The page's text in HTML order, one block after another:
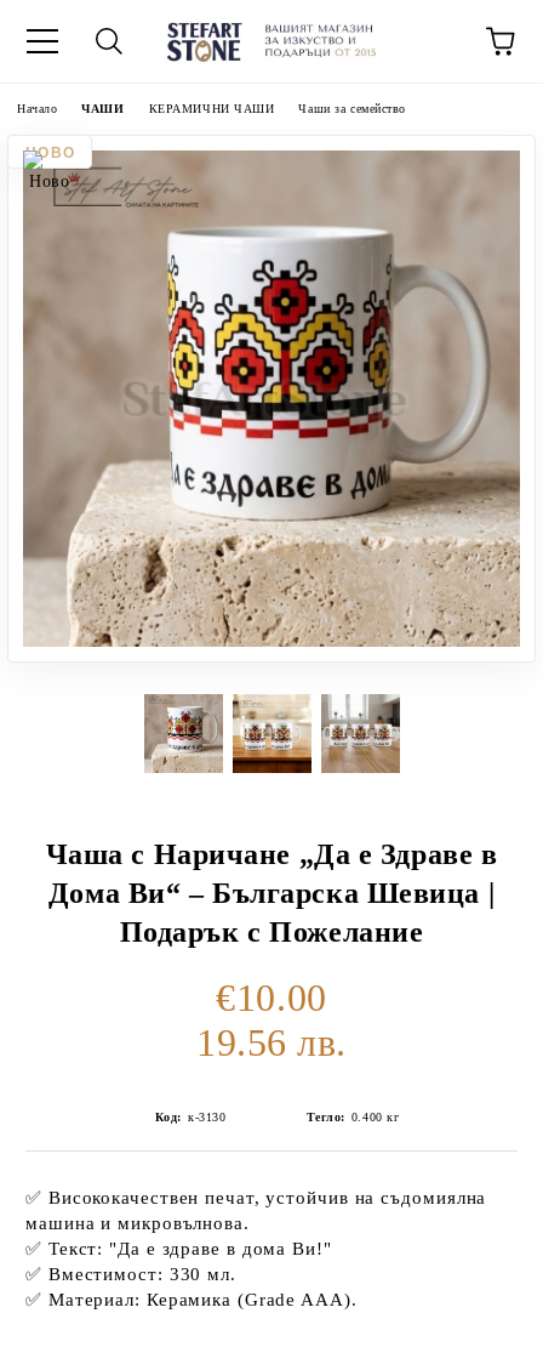
Начало ЧАШИ КЕРАМИЧНИ ЧАШИ Чаши за семейство
Чаша с Наричане „Да е Здраве в
Дома Ви“ – Българска Шевица |
Подарък с Пожелание
€10.00
19.56 лв.
Код: к-3130 Тегло: 0.400 кг
✅ Висококачествен печат, устойчив насъдомиялна
машина и микровълнова.
✅ Текст: "Да е здраве в дома Ви!"
✅ Вместимост: 330 мл.
✅ Материал: Керамика (Grade AAA).